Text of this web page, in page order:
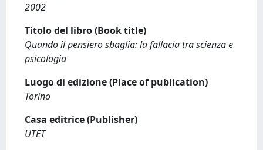
2002
Titolo del libro (Book title)
Quando il pensiero sbaglia: la fallacia tra scienza e
psicologia
Luogo di edizione (Place of publication)
Torino
Casa editrice (Publisher)
UTET